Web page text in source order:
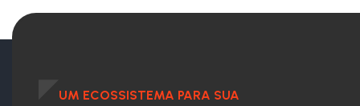
UM ECOSSISTEMA PARA SUA